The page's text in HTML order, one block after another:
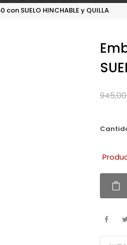
SUELO HINCHABLE y QUILLA